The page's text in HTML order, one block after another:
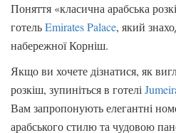
Поняття «класична арабська
готельEmirates Palace, який
набережної Корніш.
Якщо ви хочете дізнатися, як
розкіш, зупиніться в готелі
Вам запропонують елегантні
арабського стилю та чудовою